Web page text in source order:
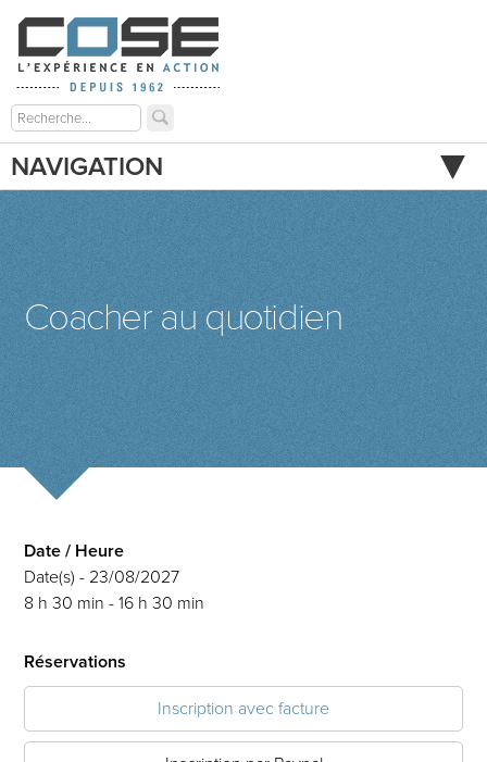
NAVIGATION
Coacher au quotidien
Date / Heure
Date(s) - 23/08/2027
8 h 30 min - 16 h 30 min
Réservations
Inscription avec facture